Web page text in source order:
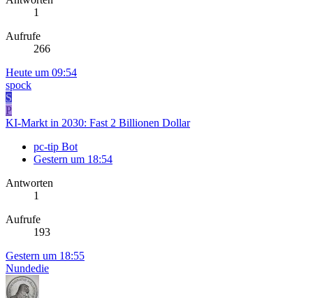
1
Aufrufe
266
Heute um 09:54
spock
S
P
KI-Markt in 2030: Fast 2 Billionen Dollar
pc-tip Bot
Gestern um 18:54
Antworten
1
Aufrufe
193
Gestern um 18:55
Nundedie